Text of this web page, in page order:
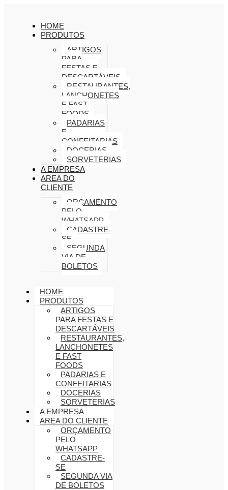
HOME
PRODUTOS
ARTIGOS
PARA
FESTAS E
DESCARTÁVEIS
RESTAURANTES,
LANCHONETES
E FAST
FOODS
PADARIAS
E
CONFEITARIAS
DOCERIAS
SORVETERIAS
A EMPRESA
AREA DO
CLIENTE
ORÇAMENTO
PELO
WHATSAPP
CADASTRE-
SE
SEGUNDA
VIA DE
BOLETOS
HOME
PRODUTOS
ARTIGOS
PARA FESTAS E
DESCARTÁVEIS
RESTAURANTES,
LANCHONETES
E FAST
FOODS
PADARIAS E
CONFEITARIAS
DOCERIAS
SORVETERIAS
A EMPRESA
AREA DO CLIENTE
ORÇAMENTO
PELO
WHATSAPP
CADASTRE-
SE
SEGUNDA VIA
DE BOLETOS